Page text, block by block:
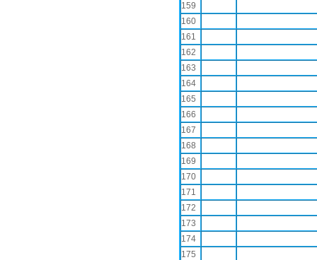
159
160
161
162
163
164
165
166
167
168
169
170
171
172
173
174
175